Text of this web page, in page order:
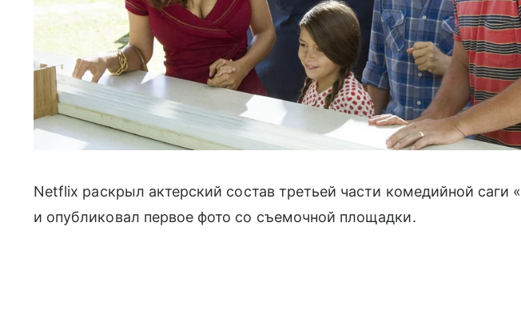
Netflix раскрыл актерский состав третьей части комедийной саги «
и опубликовал первое фото со съемочной площадки.